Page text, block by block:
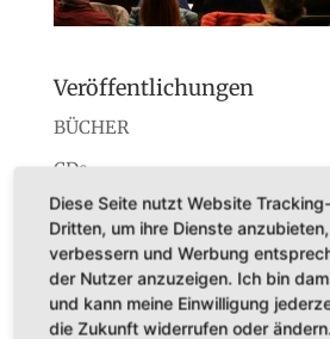
Veröffentlichungen
BÜCHER
CDs
Konzerte
Startseite
Diese Seite nutzt Website
Dritten, um ihre Dienste
verbessern und Werbung
der Nutzer anzuzeigen. Ich bin
und kann meine Einwilligung
die Zukunft widerrufen oder ändern.